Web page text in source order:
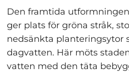
Den framtida
ger plats för gröna stråk,
nedsänkta planteringsytor
dagvatten. Här möts
vatten med den täta